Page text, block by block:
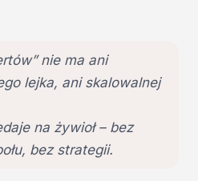
nie ma ani
lejka, ani skalowalnej
na żywioł – bez
bez strategii.